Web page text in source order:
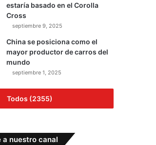
estaría basado en el Corolla
Cross
septiembre 9, 2025
China se posiciona como el
mayor productor de carros del
mundo
septiembre 1, 2025
Todos (2355)
a nuestro canal